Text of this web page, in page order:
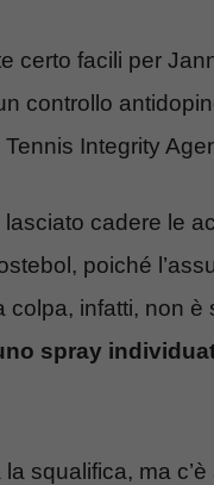
certo facili per
controllo
Integrity
cadere le
poiché
infatti, non è
spray
squalifica, ma